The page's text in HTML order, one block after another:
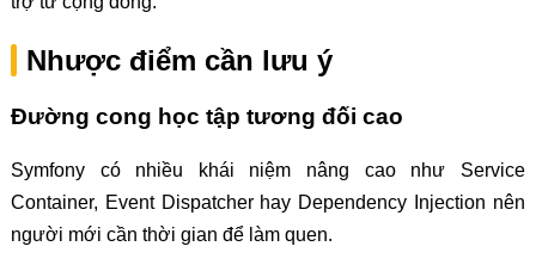
Nhược điểm cần lưu ý
Đường cong học tập tương đối cao
Symfony có nhiều khái niệm nâng cao như Service
Container, Event Dispatcher hay Dependency Injection nên
người mới cần thời gian để làm quen.